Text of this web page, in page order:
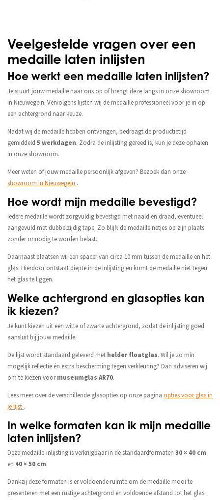
Veelgestelde vragen over een
medaille laten inlijsten
Hoe werkt een medaille laten inlijsten?
Je stuurt jouw medaille naar ons op of brengt deze langs in onze showroom
in Nieuwegein. Vervolgens lijsten wij de medaille professioneel voor je in op
een achtergrond naar keuze.
Nadat wij de medaille hebben ontvangen, bedraagt de productietijd
gemiddeld 5 werkdagen. Zodra de inlijsting gereed is, kun je deze ophalen
in onze showroom.
Meer weten of jouw medaille persoonlijk afgeven? Bezoek dan onze
showroom in Nieuwegein .
Hoe wordt mijn medaille bevestigd?
Iedere medaille wordt zorgvuldig bevestigd met naald en draad, eventueel
aangevuld met dubbelzijdig tape. Zo blijft de medaille netjes op zijn plaats
zonder onnodig te worden belast.
Daarnaast plaatsen wij een spacer van circa 10 mm tussen de medaille en het
glas. Hierdoor ontstaat diepte in de inlijsting en komt de medaille niet tegen
het glas te liggen.
Welke achtergrond en glasopties kan
ik kiezen?
Je kunt kiezen uit een witte of zwarte achtergrond, zodat de inlijsting goed
aansluit bij jouw medaille.
De lijst wordt standaard geleverd met helder floatglas. Wil je zo min
mogelijk reflectie én extra bescherming tegen verkleuring? Dan adviseren wij
om te kiezen voormuseumglas AR70.
Lees meer over de verschillende glasopties op onze pagina opties voor glas in
je lijst .
In welke formaten kan ik mijn medaille
laten inlijsten?
Deze medaille-inlijsting is verkrijgbaar in de standaardformaten 30 × 40 cm
en 40 × 50 cm.
Dankzij deze formaten is er voldoende ruimte om de medaille mooi te
presenteren met een rustige achtergrond en voldoende afstand tot het glas.